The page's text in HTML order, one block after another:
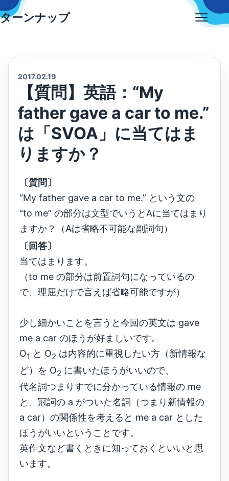
Skip
to
ターンナップ
2017.02.19
【質問】英語：“My
father gave a car to me.”
は「SVOA」に当てはま
りますか？
〔質問〕
“My father gave a car to me.” という文の
“to me” の部分は文型でいうとAに当てはまり
ますか？（Aは省略不可能な副詞句）
〔回答〕
当てはまります。
（to me の部分は前置詞句になっているの
で、理屈だけで言えば省略可能ですが）
少し細かいことを言うと今回の英文は gave
me a car のほうが好ましいです。
O1 と O2 は内容的に重視したい方（新情報な
ど）を O2 に書いたほうがいいので、
代名詞つまりすでに分かっている情報の me
と、冠詞の a がついた名詞（つまり新情報の
a car）の関係性を考えると me a car とした
ほうがいいということです。
英作文など書くときに知っておくといいと思
います。